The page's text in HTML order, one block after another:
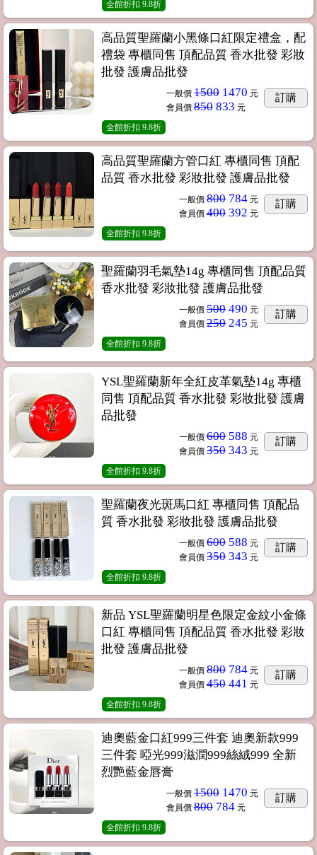
全館折扣 9.8折
高品質聖羅蘭小黑條口紅限定禮盒，配
禮袋 專櫃同售 頂配品質 香水批發 彩妝
批發 護膚品批發
一般價 1500 1470 元
會員價 850 833 元
訂購
全館折扣 9.8折
高品質聖羅蘭方管口紅 專櫃同售 頂配
品質 香水批發 彩妝批發 護膚品批發
一般價 800 784 元
會員價 400 392 元
訂購
全館折扣 9.8折
聖羅蘭羽毛氣墊14g 專櫃同售 頂配品質
香水批發 彩妝批發 護膚品批發
一般價 500 490 元
會員價 250 245 元
訂購
全館折扣 9.8折
YSL聖羅蘭新年全紅皮革氣墊14g 專櫃
同售 頂配品質 香水批發 彩妝批發 護膚
品批發
一般價 600 588 元
會員價 350 343 元
訂購
全館折扣 9.8折
聖羅蘭夜光斑馬口紅 專櫃同售 頂配品
質 香水批發 彩妝批發 護膚品批發
一般價 600 588 元
會員價 350 343 元
訂購
全館折扣 9.8折
新品 YSL聖羅蘭明星色限定金紋小金條
口紅 專櫃同售 頂配品質 香水批發 彩妝
批發 護膚品批發
一般價 800 784 元
會員價 450 441 元
訂購
全館折扣 9.8折
迪奧藍金口紅999三件套 迪奧新款999
三件套 啞光999滋潤999絲絨999 全新
烈艷藍金唇膏
一般價 1500 1470 元
會員價 800 784 元
訂購
全館折扣 9.8折